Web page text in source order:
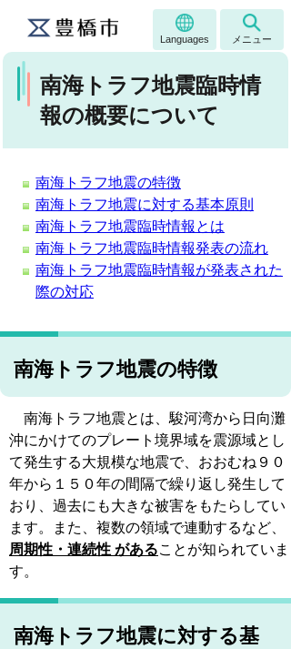
Languages メニュー
南海トラフ地震臨時情
報の概要について
南海トラフ地震の特徴
南海トラフ地震に対する基本原則
南海トラフ地震臨時情報とは
南海トラフ地震臨時情報発表の流れ
南海トラフ地震臨時情報が発表された
際の対応
南海トラフ地震の特徴
南海トラフ地震とは、駿河湾から日向灘
沖にかけてのプレート境界域を震源域とし
て発生する大規模な地震で、おおむね９０
年から１５０年の間隔で繰り返し発生して
おり、過去にも大きな被害をもたらしてい
ます。また、複数の領域で連動するなど、
周期性・連続性 があることが知られていま
す。
南海トラフ地震に対する基